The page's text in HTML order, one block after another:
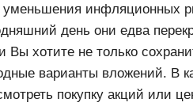
инфляционных
день они едва
Вы хотите не только
варианты вложений. В
покупку акций или